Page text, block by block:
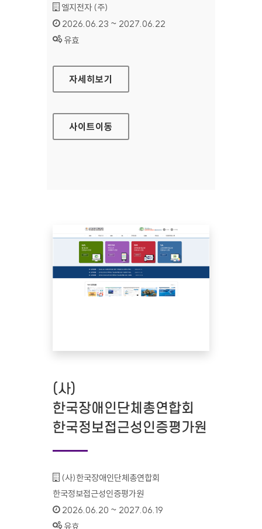
기관명 :
엘지전자 (주)
인증기간 :
2026.06.23 ~ 2027.06.22
상태 :
유효
LG CONTENT STORE
자세히보기
사이트이동
(사)
한국장애인단체총연합회
한국정보접근성인증평가원
기관명 :
(사)한국장애인단체총연합회
한국정보접근성인증평가원
인증기간 :
2026.06.20 ~ 2027.06.19
상태 :
유효